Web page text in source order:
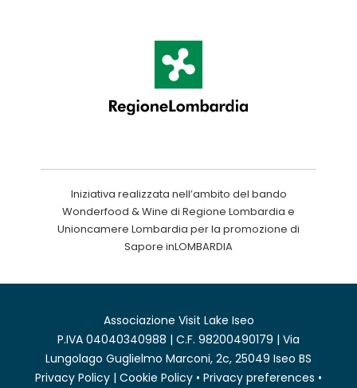
Iniziativa realizzata nell’ambito del bando
Wonderfood & Wine di Regione Lombardia e
Unioncamere Lombardia per la promozione di
Sapore inLOMBARDIA
Associazione Visit Lake Iseo
P.IVA 04040340988 | C.F. 98200490179 | Via
Lungolago Guglielmo Marconi, 2c, 25049 Iseo BS
Privacy Policy | Cookie Policy • Privacy preferences •